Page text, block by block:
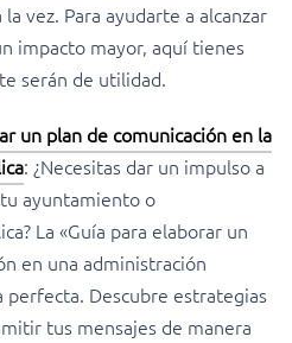
vez. Para ayudarte a alcanzar
impacto mayor, aquí tienes
serán de utilidad.
un plan de comunicación en la
: ¿Necesitas dar un impulso a
ayuntamiento o
La «Guía para elaborar un
en una administración
perfecta. Descubre estrategias
tus mensajes de manera